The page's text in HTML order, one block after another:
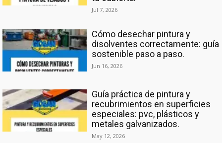
Jul 7, 2026
Cómo desechar pintura y
disolventes correctamente: guía
sostenible paso a paso.
Jun 16, 2026
Guía práctica de pintura y
recubrimientos en superficies
especiales: pvc, plásticos y
metales galvanizados.
May 12, 2026